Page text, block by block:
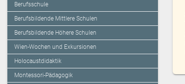
Berufsschule
Berufsbildende Mittlere Schulen
Berufsbildende Höhere Schulen
Wien-Wochen und Exkursionen
Holocaustdidaktik
Montessori-Pädagogik